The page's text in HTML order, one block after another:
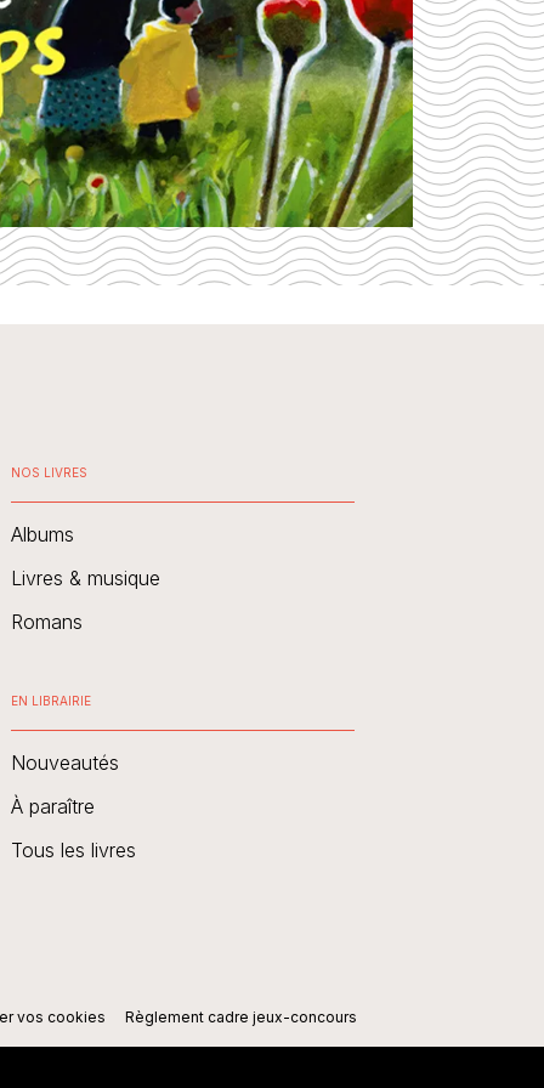
NOS LIVRES
Albums
Livres & musique
Romans
EN LIBRAIRIE
Nouveautés
À paraître
Tous les livres
vos cookies Règlement cadre jeux-concours